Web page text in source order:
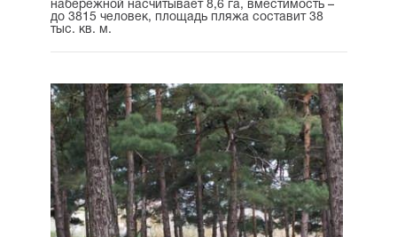
набережной насчитывает 8,6 га, вместимость –
до 3815 человек, площадь пляжа составит 38
тыс. кв. м.